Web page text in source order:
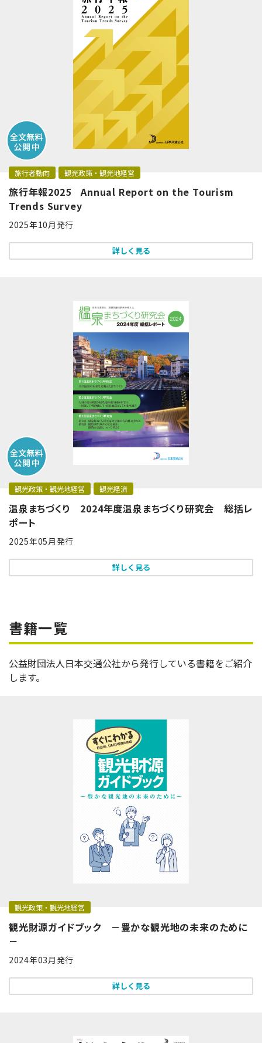
旅行者動向 観光政策・観光地経営
旅行年報2025 Annual Report on the Tourism
Trends Survey
2025年10月発行
詳しく見る
観光政策・観光地経営 観光経済
温泉まちづくり 2024年度温泉まちづくり研究会 総括レ
ポート
2025年05月発行
詳しく見る
書籍一覧
公益財団法人日本交通公社から発行している書籍をご紹介
します。
観光政策・観光地経営
観光財源ガイドブック －豊かな観光地の未来のために
－
2024年03月発行
詳しく見る